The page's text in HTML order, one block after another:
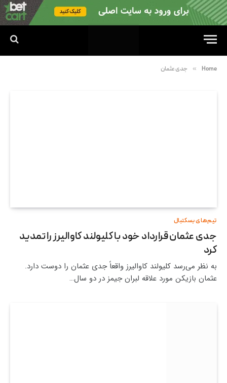
Home
» جدی عثمان
تیم‌های بسکتبال
جدی عثمان قرارداد خود با کلیولند کاوالیرز را تمدید
کرد
به نظر می‌رسد کلیولند کاوالیرز واقعاً جدی عثمان را دوست دارد.
عثمان بازیکن مورد علاقه لبران جیمز در دو سال…